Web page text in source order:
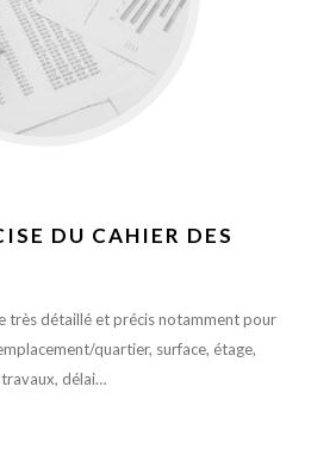
DU CAHIER DES
très détaillé et précis notamment pour
quartier, surface, étage,
délai…